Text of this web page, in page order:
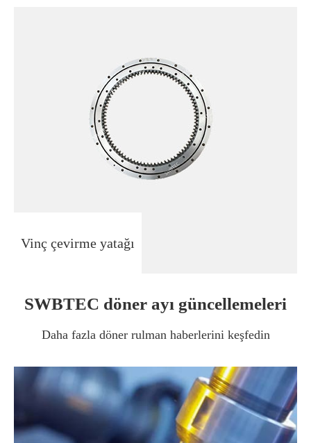
Vinç çevirme yatağı
SWBTEC döner ayı güncellemeleri
Daha fazla döner rulman haberlerini keşfedin